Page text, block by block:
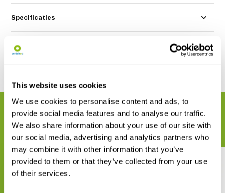
This website uses cookies
We use cookies to personalise content and ads, to
provide social media features and to analyse our traffic.
We also share information about your use of our site with
our social media, advertising and analytics partners who
may combine it with other information that you’ve
provided to them or that they’ve collected from your use
of their services.
Specificaties
Reviews
GERELATEERDE PRODUCTEN
Maak uw bestelling compleet